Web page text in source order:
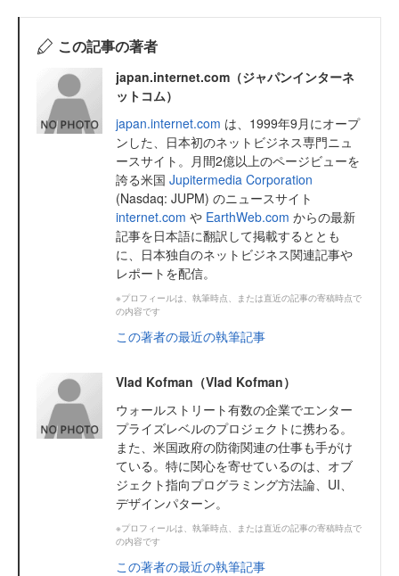
この記事の著者
japan.internet.com（ジャパンインターネ
ットコム）
japan.internet.com は、1999年9月にオープ
ンした、日本初のネットビジネス専門ニュ
ースサイト。月間2億以上のページビューを
誇る米国 Jupitermedia Corporation
(Nasdaq: JUPM) のニュースサイト
internet.com や EarthWeb.com からの最新
記事を日本語に翻訳して掲載するととも
に、日本独自のネットビジネス関連記事や
レポートを配信。
※プロフィールは、執筆時点、または直近の記事の寄稿時点で
の内容です
この著者の最近の執筆記事
Vlad Kofman（Vlad Kofman）
ウォールストリート有数の企業でエンター
プライズレベルのプロジェクトに携わる。
また、米国政府の防衛関連の仕事も手がけ
ている。特に関心を寄せているのは、オブ
ジェクト指向プログラミング方法論、UI、
デザインパターン。
※プロフィールは、執筆時点、または直近の記事の寄稿時点で
の内容です
この著者の最近の執筆記事